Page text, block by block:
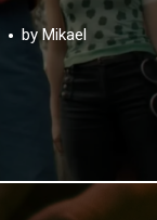
byMikael